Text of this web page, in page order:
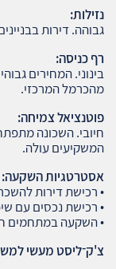
נזילות:
גבוהה. דירות
רף כניסה:
בינוני. המחירים
מהכרמל המרכזי.
פוטנציאל צמיחה:
חיובי. השכונה
המשקיעים עולה.
אסטרטגיות השקעה:
• רכישת דירות
• רכישת נכסים עם
• השקעה במתחמים
צ'ק־ליסט מעשי